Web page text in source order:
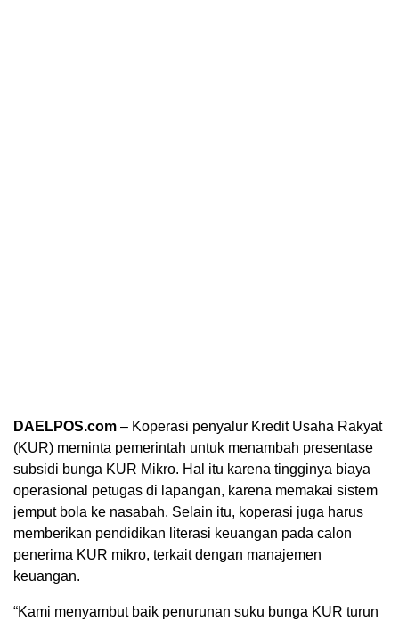
DAELPOS.com – Koperasi penyalur Kredit Usaha Rakyat
(KUR) meminta pemerintah untuk menambah presentase
subsidi bunga KUR Mikro. Hal itu karena tingginya biaya
operasional petugas di lapangan, karena memakai sistem
jemput bola ke nasabah. Selain itu, koperasi juga harus
memberikan pendidikan literasi keuangan pada calon
penerima KUR mikro, terkait dengan manajemen
keuangan.
“Kami menyambut baik penurunan suku bunga KUR turun